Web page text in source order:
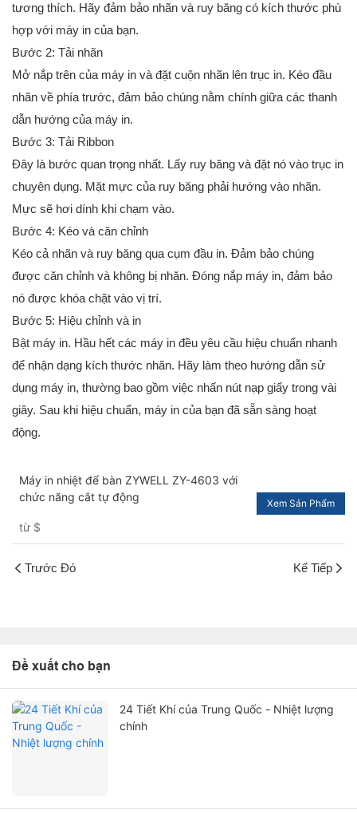
tương thích. Hãy đảm bảo nhãn và ruy băng có kích thước phù
hợp với máy in của bạn.
Bước 2: Tải nhãn
Mở nắp trên của máy in và đặt cuộn nhãn lên trục in. Kéo đầu
nhãn về phía trước, đảm bảo chúng nằm chính giữa các thanh
dẫn hướng của máy in.
Bước 3: Tải Ribbon
Đây là bước quan trọng nhất. Lấy ruy băng và đặt nó vào trục in
chuyên dụng. Mặt mực của ruy băng phải hướng vào nhãn.
Mực sẽ hơi dính khi chạm vào.
Bước 4: Kéo và căn chỉnh
Kéo cả nhãn và ruy băng qua cụm đầu in. Đảm bảo chúng
được căn chỉnh và không bị nhăn. Đóng nắp máy in, đảm bảo
nó được khóa chặt vào vị trí.
Bước 5: Hiệu chỉnh và in
Bật máy in. Hầu hết các máy in đều yêu cầu hiệu chuẩn nhanh
để nhận dạng kích thước nhãn. Hãy làm theo hướng dẫn sử
dụng máy in, thường bao gồm việc nhấn nút nạp giấy trong vài
giây. Sau khi hiệu chuẩn, máy in của bạn đã sẵn sàng hoạt
động.
Máy in nhiệt để bàn ZYWELL ZY-4603 với
chức năng cắt tự động
từ $
Xem Sản Phẩm
Trước Đó Kế Tiếp
Đề xuất cho bạn
24 Tiết Khí của Trung Quốc - Nhiệt lượng
chính